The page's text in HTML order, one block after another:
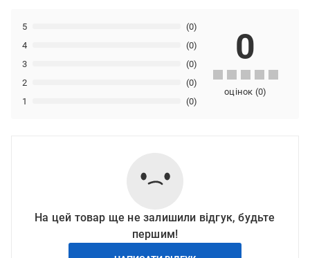
1 (0)
2 (0)
3 (0)
4 (0)
5 (0)
0
оцінок (0)
На цей товар ще не залишили відгук, будьте
першим!